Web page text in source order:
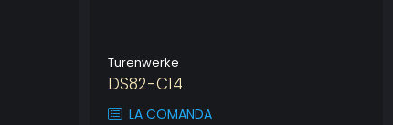
Turenwerke
DS82-C14
LA COMANDA